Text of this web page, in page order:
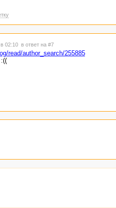
02:10 в ответ на #7
read/author_search/255885